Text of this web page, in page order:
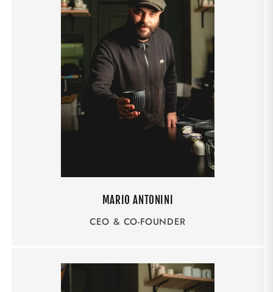
MARIO ANTONINI
CEO & CO-FOUNDER